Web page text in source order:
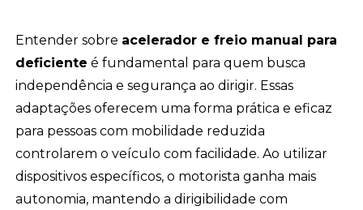
Entender sobre acelerador e freio manual para
deficiente é fundamental para quem busca
independência e segurança ao dirigir. Essas
adaptações oferecem uma forma prática e eficaz
para pessoas com mobilidade reduzida
controlarem o veículo com facilidade. Ao utilizar
dispositivos específicos, o motorista ganha mais
autonomia, mantendo a dirigibilidade com